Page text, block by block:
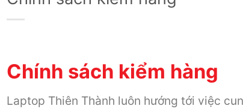
Chính sách kiểm hàng
Laptop Thiên Thành luôn hướng tới việc